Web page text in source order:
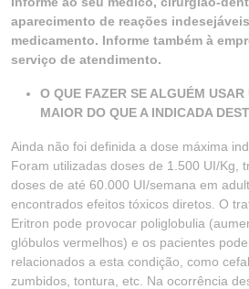
aparecimento de reações
medicamento. Informe também à
serviço de atendimento.
O QUE FAZER SE ALGUÉM
MAIOR DO QUE A INDICADA
Ainda não foi definida a dose máxima
Foram utilizadas doses de 1.500 UI/Kg,
doses de até 60.000 UI/semana em
encontrados efeitos tóxicos diretos. O
Eritron pode provocar poliglobulia
glóbulos vermelhos) e os pacientes
relacionados a esta condição, como
zumbidos, tontura, etc. Na ocorrência